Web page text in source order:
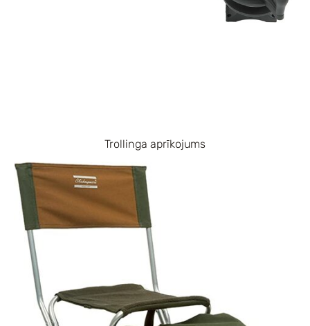
Trollinga aprīkojums